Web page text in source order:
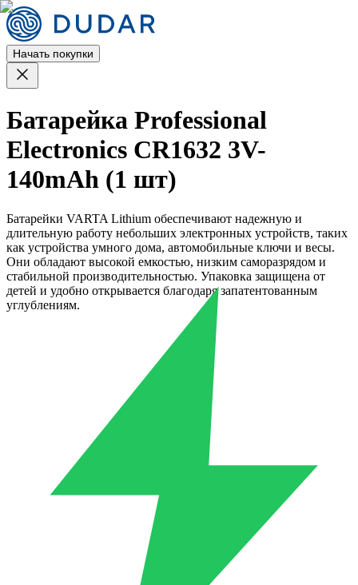
Начать покупки
Батарейка Professional
Electronics CR1632 3V-
140mAh (1 шт)
Батарейки VARTA Lithium обеспечивают надежную и
длительную работу небольших электронных устройств, таких
как устройства умного дома, автомобильные ключи и весы.
Они обладают высокой емкостью, низким саморазрядом и
стабильной производительностью. Упаковка защищена от
детей и удобно открывается благодаря запатентованным
углублениям.